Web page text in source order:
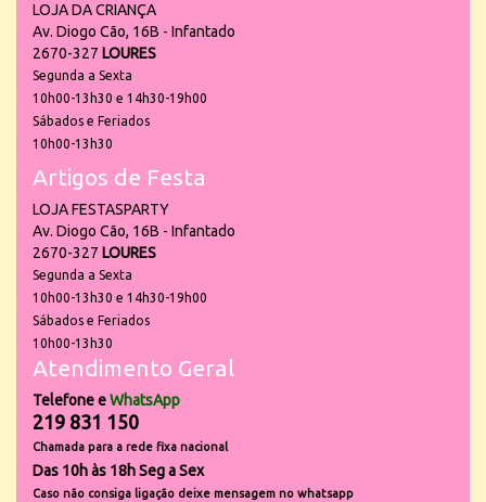
LOJA DA CRIANÇA
Av. Diogo Cão, 16B - Infantado
2670-327 LOURES
Segunda a Sexta
10h00-13h30 e 14h30-19h00
Sábados e Feriados
10h00-13h30
Artigos de Festa
LOJA FESTASPARTY
Av. Diogo Cão, 16B - Infantado
2670-327 LOURES
Segunda a Sexta
10h00-13h30 e 14h30-19h00
Sábados e Feriados
10h00-13h30
Atendimento Geral
Telefone eWhatsApp
219 831 150
Chamada para a rede fixa nacional
Das 10h às 18h Seg a Sex
Caso não consiga ligação deixe mensagem no whatsapp